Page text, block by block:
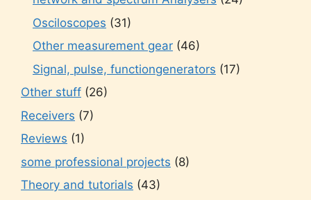
Osciloscopes (31)
Other measurement gear (46)
Signal, pulse, functiongenerators (17)
Other stuff (26)
Receivers (7)
Reviews (1)
some professional projects (8)
Theory and tutorials (43)